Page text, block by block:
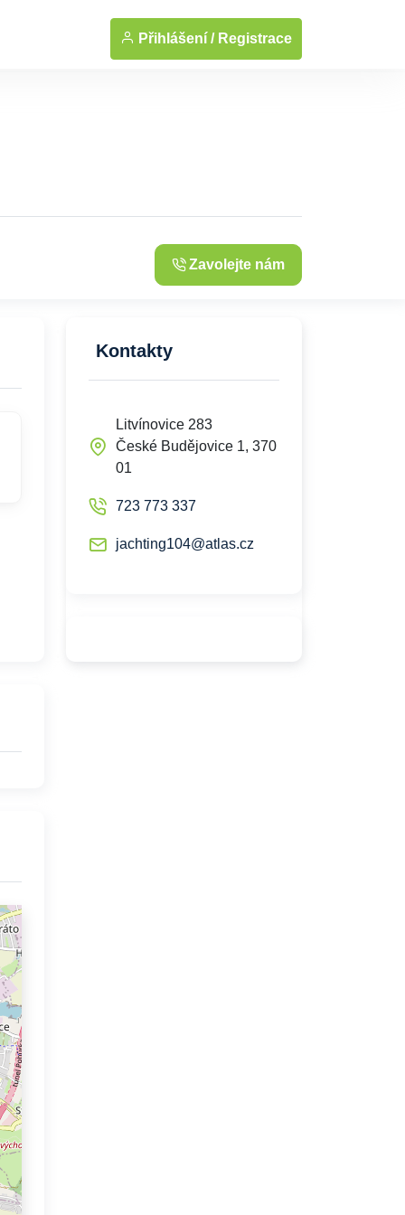
Přihlášení / Registrace
... Zobrazit fotografie
Zavolejte nám
Kontakty
Litvínovice 283
České Budějovice 1, 370
01
723 773 337
jachting104@atlas.cz